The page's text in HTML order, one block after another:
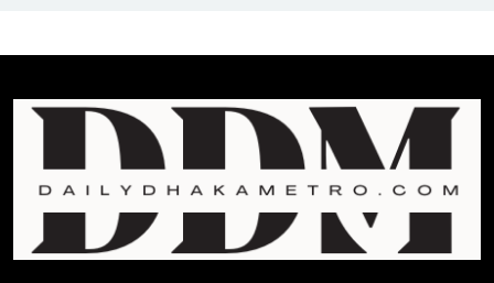
ব্যবস্থা নিবে সরকার : প্রধানমন্ত্রীর
বাংলাদেশে বিনিয়োগ ও দক্ষ শ্রমিক
নিতে আগ্রহী সৌদি আরব
ব্রাজিলের ফুটবলারকে গুলি করে